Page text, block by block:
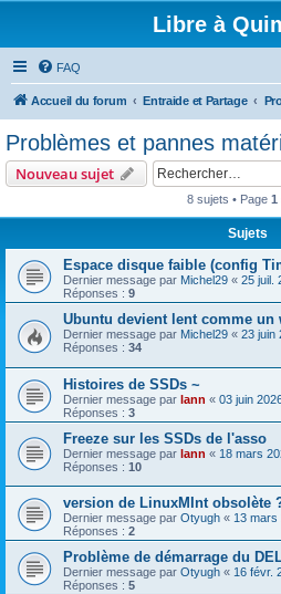
Libre à
FAQ
Accueil du forum Entraide et Partage
Problèmes et pannes
Nouveau sujet
8 sujets • Page 1
Sujets
Espace disque faible (config
Dernier message par Michel29 « 25 juil.
Réponses : 9
Ubuntu devient lent comme un
Dernier message par Michel29 « 23 juin
Réponses : 34
Histoires de SSDs ~
Dernier message par lann « 03 juin
Réponses : 3
Freeze sur les SSDs de l'asso
Dernier message par lann « 18 mars
Réponses : 10
version de LinuxMInt obsolète
Dernier message par Otyugh « 13 mars
Réponses : 2
Problème de démarrage du
Dernier message par Otyugh « 16 févr.
Réponses : 5